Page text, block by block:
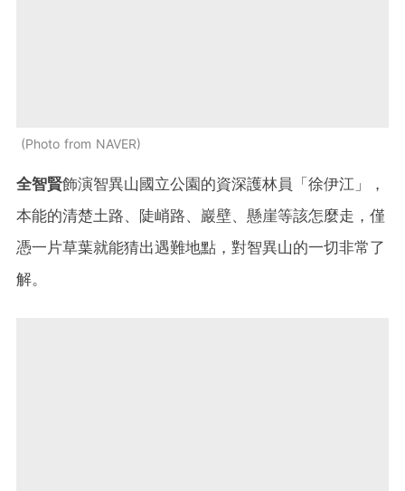
Photo from NAVER
全智賢飾演智異山國立公園的資深護林員「徐伊江」，
本能的清楚土路、陡峭路、巖壁、懸崖等該怎麼走，僅
憑一片草葉就能猜出遇難地點，對智異山的一切非常了
解。